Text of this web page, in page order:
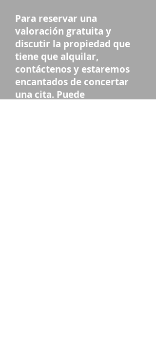
Para reservar una
valoración gratuita y
discutir la propiedad que
tiene que alquilar,
contáctenos y estaremos
encantados de concertar
una cita. Puede